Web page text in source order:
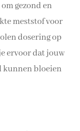
gezond en
meststof voor
dosering op
ervoor dat jouw
kunnen bloeien